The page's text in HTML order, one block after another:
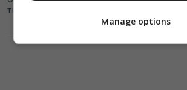
τιμάται στις 20 Δεκεμβρίου έκαστου έτους,
Manage options